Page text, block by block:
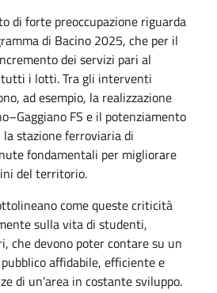
di forte preoccupazione riguarda
di Bacino 2025, che per il
dei servizi pari al
i lotti. Tra gli interventi
ad esempio, la realizzazione
FS e il potenziamento
stazione ferroviaria di
fondamentali per migliorare
del territorio.
come queste criticità
sulla vita di studenti,
che devono poter contare su un
affidabile, efficiente e
di un’area in costante sviluppo.